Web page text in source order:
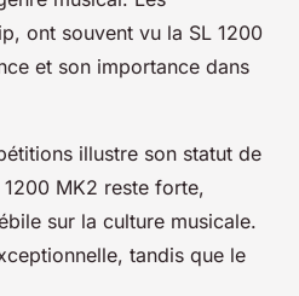
ont souvent vu la SL 1200
et son importance dans
illustre son statut de
MK2 reste forte,
sur la culture musicale.
tandis que le